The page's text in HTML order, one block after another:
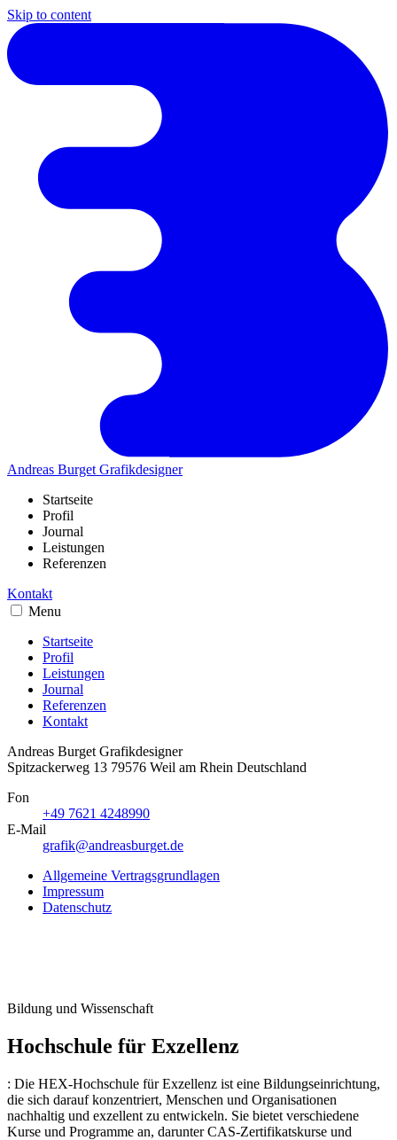
Skip to content
Andreas Burget Grafikdesigner
Startseite
Profil
Journal
Leistungen
Referenzen
Kontakt
Menu
Startseite
Profil
Leistungen
Journal
Referenzen
Kontakt
Andreas Burget Grafikdesigner
Spitzackerweg 13 79576 Weil am Rhein Deutschland
Fon
+49 7621 4248990
E-Mail
grafik@andreasburget.de
Allgemeine Vertragsgrundlagen
Impressum
Datenschutz
Bildung und Wissenschaft
Hochschule für Exzellenz
: Die HEX-Hochschule für Exzellenz ist eine Bildungseinrichtung,
die sich darauf konzentriert, Menschen und Organisationen
nachhaltig und exzellent zu entwickeln. Sie bietet verschiedene
Kurse und Programme an, darunter CAS-Zertifikatskurse und